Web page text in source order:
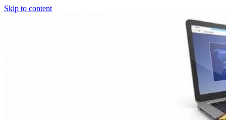
Skip to content